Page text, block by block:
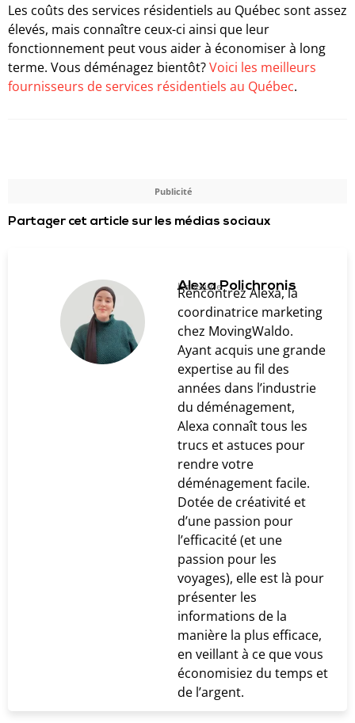
Les coûts des services résidentiels au Québec sont assez
élevés, mais connaître ceux-ci ainsi que leur
fonctionnement peut vous aider à économiser à long
terme. Vous déménagez bientôt?Voici les meilleurs
fournisseurs de services résidentiels au Québec.
Publicité
Partager cet article sur les médias sociaux
Alexa Polichronis
L'auteur.e
Rencontrez Alexa, la
coordinatrice marketing
chez MovingWaldo.
Ayant acquis une grande
expertise au fil des
années dans l’industrie
du déménagement,
Alexa connaît tous les
trucs et astuces pour
rendre votre
déménagement facile.
Dotée de créativité et
d’une passion pour
l’efficacité (et une
passion pour les
voyages), elle est là pour
présenter les
informations de la
manière la plus efficace,
en veillant à ce que vous
économisiez du temps et
de l’argent.